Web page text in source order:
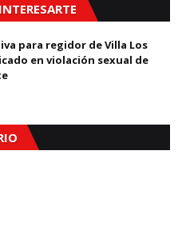
para regidor de Villa Los
en violación sexual de